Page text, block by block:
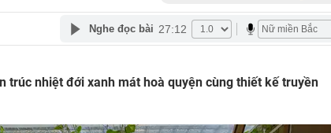
Nghe đọc bài 27:12
trúc nhiệt đới xanh mát hoà quyện cùng thiết kế truyền